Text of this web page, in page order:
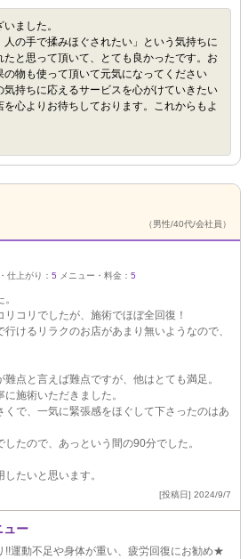
ました。
の手で揉みほぐされたい」という気持ちに
と思って頂いて、とても良かったです。お
物も使って頂いて元気になってください
持ちに応えるサービスを心がけていきたい
を心よりお待ちしております。これからもよ
（男性/40代/会社員）
仕上がり： 5 メニュー・料金： 5
コリでしたが、施術でほぼ全回復！
けるリラクのお店があまり無いようなので、
点と言えば難点ですが、他はとても満足。
施術いただきました。
くで、一気に緊張感をほぐして下さったのはあ
たので、あっという間の90分でした。
たいと思います。
[投稿日] 2024/9/7
ュー
!!運動不足や身体が重い、疲労回復にお勧め★